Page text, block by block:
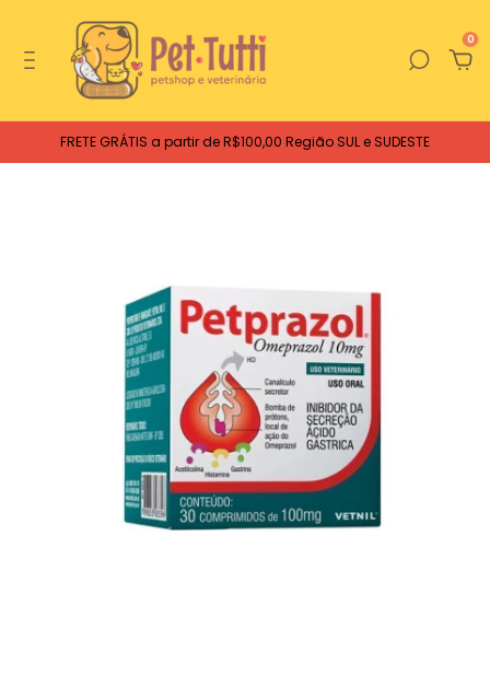
0
FRETE GRÁTIS a partir de R$100,00 Região SUL e SUDESTE